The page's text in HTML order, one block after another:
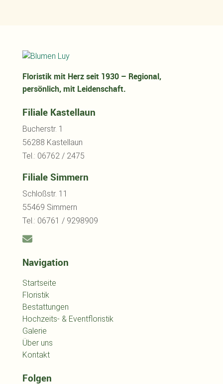
Floristik mit Herz seit 1930 – Regional,
persönlich, mit Leidenschaft.
Filiale Kastellaun
Bucherstr. 1
56288 Kastellaun
Tel.: 06762 / 2475
Filiale Simmern
Schloßstr. 11
55469 Simmern
Tel.: 06761 / 9298909
Navigation
Startseite
Floristik
Bestattungen
Hochzeits- & Eventfloristik
Galerie
Über uns
Kontakt
Folgen